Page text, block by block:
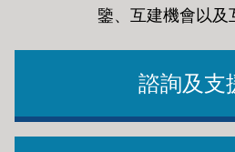
鑒、互建機會以及
諮詢及支